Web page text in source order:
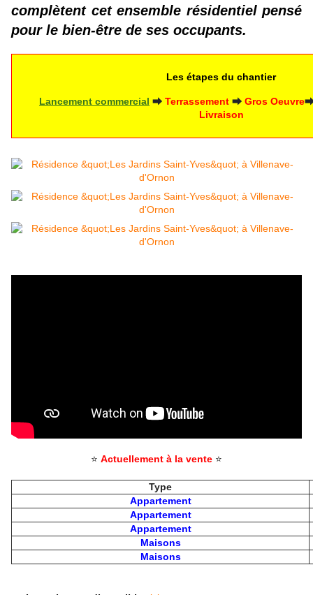
complètent cet ensemble résidentiel pensé
pour le bien-être de ses occupants.
Les étapes du chantier
Lancement commercial ⮕ Terrassement ⮕ Gros Oeuvre
Livraison
⭐ Actuellement à la vente ⭐
Type
Appartement
Appartement
Appartement
Maisons
Maisons